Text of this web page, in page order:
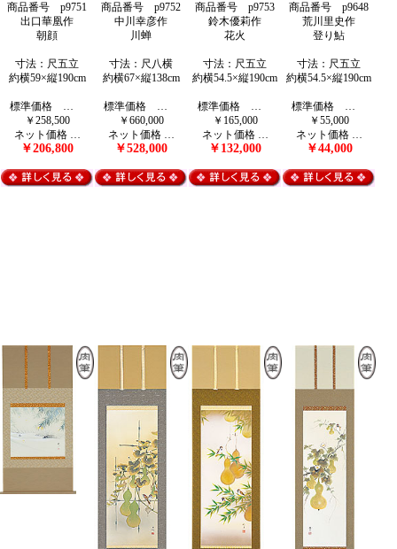
商品番号 p9751
出口華凰作
朝顔
寸法：尺五立
約横59×縦190cm
標準価格 …
￥258,500
ネット価格 …
￥206,800
商品番号 p9752
中川幸彦作
川蝉
寸法：尺八横
約横67×縦138cm
標準価格 …
￥660,000
ネット価格 …
￥528,000
商品番号 p9753
鈴木優莉作
花火
寸法：尺五立
約横54.5×縦190cm
標準価格 …
￥165,000
ネット価格 …
￥132,000
商品番号 p9648
荒川里史作
登り鮎
寸法：尺五立
約横54.5×縦190cm
標準価格 …
￥55,000
ネット価格 …
￥44,000